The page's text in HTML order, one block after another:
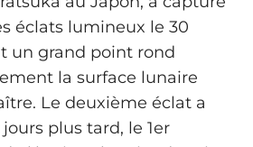
éclats lumineux le 30
un grand point rond
la surface lunaire
Le deuxième éclat a
plus tard, le 1er